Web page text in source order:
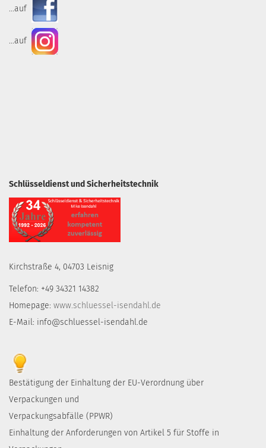
...auf
...auf
Schlüsseldienst und Sicherheitstechnik
Kirchstraße 4, 04703 Leisnig
Telefon: +49 34321 14382
Homepage: www.schluessel-isendahl.de
E-Mail: info@schluessel-isendahl.de
Bestätigung der Einhaltung der EU-Verordnung über
Verpackungen und
Verpackungsabfälle (PPWR)
Einhaltung der Anforderungen von Artikel 5 für Stoffe in